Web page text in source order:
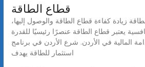
قطاع الطاقة
زيادة كفاءة قطاع الطاقة والوصول إليها،
يعتبر قطاع الطاقة عنصرًا رئيسيًا للقدرة
المالية في الأردن. شرع الأردن في برنامج
استثمار للطاقة يهدف